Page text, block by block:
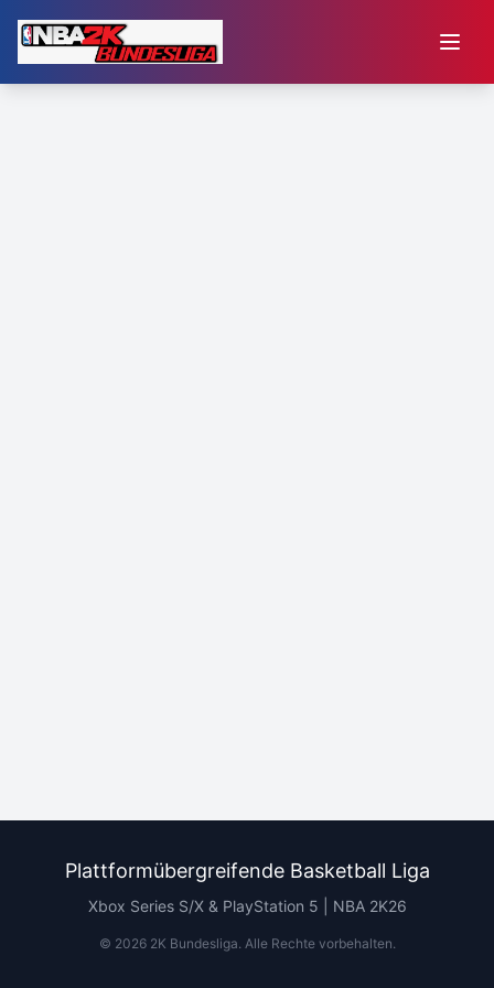
Plattformübergreifende Basketball Liga
Xbox Series S/X & PlayStation 5 | NBA 2K26
© 20262K Bundesliga. Alle Rechte vorbehalten.